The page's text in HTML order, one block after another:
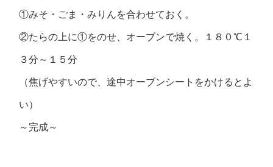
①みそ・ごま・みりんを合わせておく。
②たらの上に①をのせ、オーブンで焼く。１８０℃１
３分～１５分
（焦げやすいので、途中オーブンシートをかけるとよ
い）
～完成～